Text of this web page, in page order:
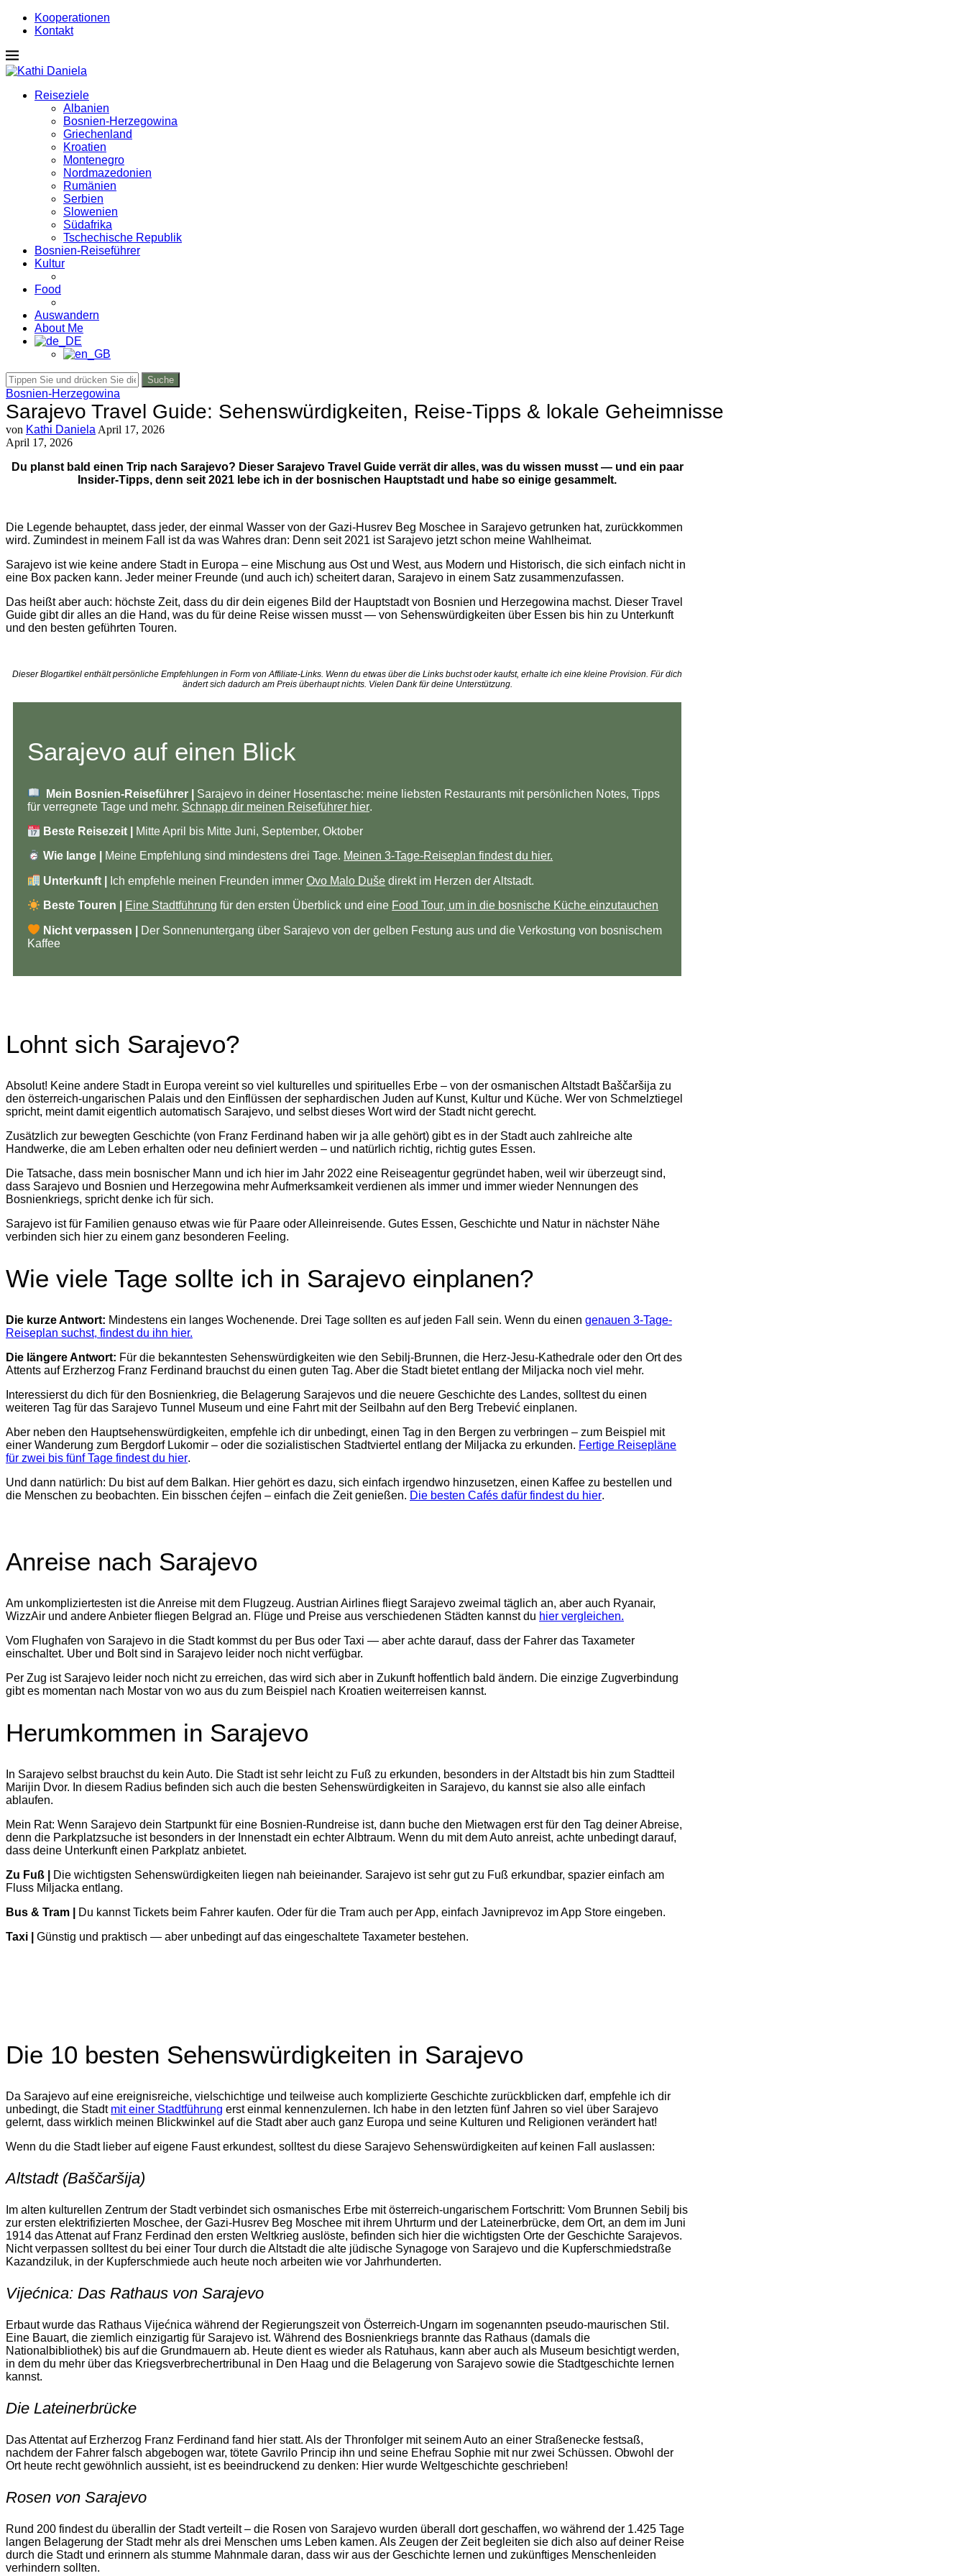
Kooperationen
Kontakt
Reiseziele
Albanien
Bosnien-Herzegowina
Griechenland
Kroatien
Montenegro
Nordmazedonien
Rumänien
Serbien
Slowenien
Südafrika
Tschechische Republik
Bosnien-Reiseführer
Kultur
Food
Auswandern
About Me
Suche
Bosnien-Herzegowina
Sarajevo Travel Guide: Sehenswürdigkeiten, Reise-Tipps & lokale Geheimnisse
von Kathi Daniela April 17, 2026
April 17, 2026
Du planst bald einen Trip nach Sarajevo? Dieser Sarajevo Travel Guide verrät dir alles, was du wissen musst — und ein paar
Insider-Tipps, denn seit 2021 lebe ich in der bosnischen Hauptstadt und habe so einige gesammelt.
Die Legende behauptet, dass jeder, der einmal Wasser von der Gazi-Husrev Beg Moschee in Sarajevo getrunken hat, zurückkommen
wird. Zumindest in meinem Fall ist da was Wahres dran: Denn seit 2021 ist Sarajevo jetzt schon meine Wahlheimat.
Sarajevo ist wie keine andere Stadt in Europa – eine Mischung aus Ost und West, aus Modern und Historisch, die sich einfach nicht in
eine Box packen kann. Jeder meiner Freunde (und auch ich) scheitert daran, Sarajevo in einem Satz zusammenzufassen.
Das heißt aber auch: höchste Zeit, dass du dir dein eigenes Bild der Hauptstadt von Bosnien und Herzegowina machst. Dieser Travel
Guide gibt dir alles an die Hand, was du für deine Reise wissen musst — von Sehenswürdigkeiten über Essen bis hin zu Unterkunft
und den besten geführten Touren.
Dieser Blogartikel enthält persönliche Empfehlungen in Form von Affiliate-Links. Wenn du etwas über die Links buchst oder kaufst, erhalte ich eine kleine Provision. Für dich
ändert sich dadurch am Preis überhaupt nichts. Vielen Dank für deine Unterstützung.
Sarajevo auf einen Blick
Mein Bosnien-Reiseführer |
Sarajevo in deiner Hosentasche: meine liebsten Restaurants mit persönlichen Notes, Tipps
für verregnete Tage und mehr. Schnapp dir meinen Reiseführer hier.
Beste Reisezeit | Mitte April bis Mitte Juni, September, Oktober
Wie lange | Meine Empfehlung sind mindestens drei Tage. Meinen 3-Tage-Reiseplan findest du hier.
Unterkunft | Ich empfehle meinen Freunden immerOvo Malo Duše direkt im Herzen der Altstadt.
Beste Touren | Eine Stadtführung für den ersten Überblick und eine Food Tour, um in die bosnische Küche einzutauchen
Nicht verpassen |
Der Sonnenuntergang über Sarajevo von der gelben Festung aus und die Verkostung von bosnischem
Kaffee
Lohnt sich Sarajevo?
Absolut! Keine andere Stadt in Europa vereint so viel kulturelles und spirituelles Erbe – von der osmanischen Altstadt Baščaršija zu
den österreich-ungarischen Palais und den Einflüssen der sephardischen Juden auf Kunst, Kultur und Küche. Wer von Schmelztiegel
spricht, meint damit eigentlich automatisch Sarajevo, und selbst dieses Wort wird der Stadt nicht gerecht.
Zusätzlich zur bewegten Geschichte (von Franz Ferdinand haben wir ja alle gehört) gibt es in der Stadt auch zahlreiche alte
Handwerke, die am Leben erhalten oder neu definiert werden – und natürlich richtig, richtig gutes Essen.
Die Tatsache, dass mein bosnischer Mann und ich hier im Jahr 2022 eine Reiseagentur gegründet haben, weil wir überzeugt sind,
dass Sarajevo und Bosnien und Herzegowina mehr Aufmerksamkeit verdienen als immer und immer wieder Nennungen des
Bosnienkriegs, spricht denke ich für sich.
Sarajevo ist für Familien genauso etwas wie für Paare oder Alleinreisende. Gutes Essen, Geschichte und Natur in nächster Nähe
verbinden sich hier zu einem ganz besonderen Feeling.
Wie viele Tage sollte ich in Sarajevo einplanen?
Die kurze Antwort: Mindestens ein langes Wochenende. Drei Tage sollten es auf jeden Fall sein. Wenn du einen genauen 3-Tage-
Reiseplan suchst, findest du ihn hier.
Die längere Antwort: Für die bekanntesten Sehenswürdigkeiten wie den Sebilj-Brunnen, die Herz-Jesu-Kathedrale oder den Ort des
Attents auf Erzherzog Franz Ferdinand brauchst du einen guten Tag. Aber die Stadt bietet entlang der Miljacka noch viel mehr.
Interessierst du dich für den Bosnienkrieg, die Belagerung Sarajevos und die neuere Geschichte des Landes, solltest du einen
weiteren Tag für das Sarajevo Tunnel Museum und eine Fahrt mit der Seilbahn auf den Berg Trebević einplanen.
Aber neben den Hauptsehenswürdigkeiten, empfehle ich dir unbedingt, einen Tag in den Bergen zu verbringen – zum Beispiel mit
einer Wanderung zum Bergdorf Lukomir – oder die sozialistischen Stadtviertel entlang der Miljacka zu erkunden. Fertige Reisepläne
für zwei bis fünf Tage findest du hier.
Und dann natürlich: Du bist auf dem Balkan. Hier gehört es dazu, sich einfach irgendwo hinzusetzen, einen Kaffee zu bestellen und
die Menschen zu beobachten. Ein bisschen ćejfen – einfach die Zeit genießen. Die besten Cafés dafür findest du hier.
Anreise nach Sarajevo
Am unkompliziertesten ist die Anreise mit dem Flugzeug. Austrian Airlines fliegt Sarajevo zweimal täglich an, aber auch Ryanair,
WizzAir und andere Anbieter fliegen Belgrad an. Flüge und Preise aus verschiedenen Städten kannst du hier vergleichen.
Vom Flughafen von Sarajevo in die Stadt kommst du per Bus oder Taxi — aber achte darauf, dass der Fahrer das Taxameter
einschaltet. Uber und Bolt sind in Sarajevo leider noch nicht verfügbar.
Per Zug ist Sarajevo leider noch nicht zu erreichen, das wird sich aber in Zukunft hoffentlich bald ändern. Die einzige Zugverbindung
gibt es momentan nach Mostar von wo aus du zum Beispiel nach Kroatien weiterreisen kannst.
Herumkommen in Sarajevo
In Sarajevo selbst brauchst du kein Auto. Die Stadt ist sehr leicht zu Fuß zu erkunden, besonders in der Altstadt bis hin zum Stadtteil
Marijin Dvor. In diesem Radius befinden sich auch die besten Sehenswürdigkeiten in Sarajevo, du kannst sie also alle einfach
ablaufen.
Mein Rat: Wenn Sarajevo dein Startpunkt für eine Bosnien-Rundreise ist, dann buche den Mietwagen erst für den Tag deiner Abreise,
denn die Parkplatzsuche ist besonders in der Innenstadt ein echter Albtraum. Wenn du mit dem Auto anreist, achte unbedingt darauf,
dass deine Unterkunft einen Parkplatz anbietet.
Zu Fuß |
Die wichtigsten Sehenswürdigkeiten liegen nah beieinander. Sarajevo ist sehr gut zu Fuß erkundbar, spazier einfach am
Fluss Miljacka entlang.
Bus & Tram |
Du kannst Tickets beim Fahrer kaufen. Oder für die Tram auch per App, einfach Javniprevoz im App Store eingeben.
Taxi |
Günstig und praktisch — aber unbedingt auf das eingeschaltete Taxameter bestehen.
Die 10 besten Sehenswürdigkeiten in Sarajevo
Da Sarajevo auf eine ereignisreiche, vielschichtige und teilweise auch komplizierte Geschichte zurückblicken darf, empfehle ich dir
unbedingt, die Stadt mit einer Stadtführung erst einmal kennenzulernen. Ich habe in den letzten fünf Jahren so viel über Sarajevo
gelernt, dass wirklich meinen Blickwinkel auf die Stadt aber auch ganz Europa und seine Kulturen und Religionen verändert hat!
Wenn du die Stadt lieber auf eigene Faust erkundest, solltest du diese Sarajevo Sehenswürdigkeiten auf keinen Fall auslassen:
Altstadt (Baščaršija)
Im alten kulturellen Zentrum der Stadt verbindet sich osmanisches Erbe mit österreich-ungarischem Fortschritt: Vom Brunnen Sebilj bis
zur ersten elektrifizierten Moschee, der Gazi-Husrev Beg Moschee mit ihrem Uhrturm und der Lateinerbrücke, dem Ort, an dem im Juni
1914 das Attenat auf Franz Ferdinad den ersten Weltkrieg auslöste, befinden sich hier die wichtigsten Orte der Geschichte Sarajevos.
Nicht verpassen solltest du bei einer Tour durch die Altstadt die alte jüdische Synagoge von Sarajevo und die Kupferschmiedstraße
Kazandziluk, in der Kupferschmiede auch heute noch arbeiten wie vor Jahrhunderten.
Vijećnica: Das Rathaus von Sarajevo
Erbaut wurde das Rathaus Vijećnica während der Regierungszeit von Österreich-Ungarn im sogenannten pseudo-maurischen Stil.
Eine Bauart, die ziemlich einzigartig für Sarajevo ist. Während des Bosnienkriegs brannte das Rathaus (damals die
Nationalbibliothek) bis auf die Grundmauern ab. Heute dient es wieder als Ratuhaus, kann aber auch als Museum besichtigt werden,
in dem du mehr über das Kriegsverbrechertribunal in Den Haag und die Belagerung von Sarajevo sowie die Stadtgeschichte lernen
kannst.
Die Lateinerbrücke
Das Attentat auf Erzherzog Franz Ferdinand fand hier statt. Als der Thronfolger mit seinem Auto an einer Straßenecke festsaß,
nachdem der Fahrer falsch abgebogen war, tötete Gavrilo Princip ihn und seine Ehefrau Sophie mit nur zwei Schüssen. Obwohl der
Ort heute recht gewöhnlich aussieht, ist es beeindruckend zu denken: Hier wurde Weltgeschichte geschrieben!
Rosen von Sarajevo
Rund 200 findest du überallin der Stadt verteilt – die Rosen von Sarajevo wurden überall dort geschaffen, wo während der 1.425 Tage
langen Belagerung der Stadt mehr als drei Menschen ums Leben kamen. Als Zeugen der Zeit begleiten sie dich also auf deiner Reise
durch die Stadt und erinnern als stumme Mahnmale daran, dass wir aus der Geschichte lernen und zukünftiges Menschenleiden
verhindern sollten.